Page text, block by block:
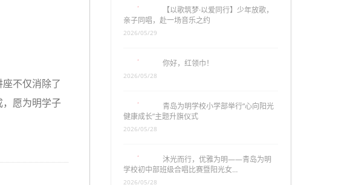
不仅消除了
愿为明学子
【以歌筑梦·以爱同行】少年放歌，
亲子同唱，赴一场音乐之约
2026/05/29
你好，红领巾！
2026/05/28
青岛为明学校小学部举行“心向阳光
健康成长”主题升旗仪式
2026/05/28
沐光而行，优雅为明——青岛为明
学校初中部班级合唱比赛暨阳光女…
2026/05/28